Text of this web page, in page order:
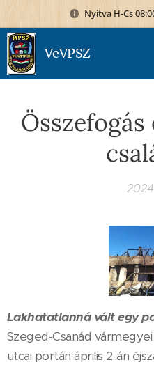
Nyitva H-Cs
VeVPSZ
Lakhatatlanná vált egy
Szeged-Csanád
utcai portán április 2-án